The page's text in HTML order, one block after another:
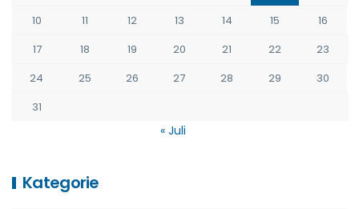
10
11 12 13 14 15
16
17
18 19 20 21 22
23
24
25 26 27 28 29
30
31
« Juli
Kategorie